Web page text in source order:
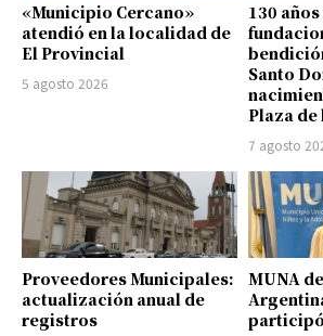
«Municipio Cercano»
atendió en la localidad de
El Provincial
5 agosto 2026
130
Santo
Plaza de
7 agosto
Proveedores Municipales:
actualización anual de
registros
MUNA